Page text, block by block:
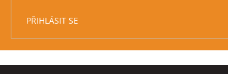
PŘIHLÁSIT SE